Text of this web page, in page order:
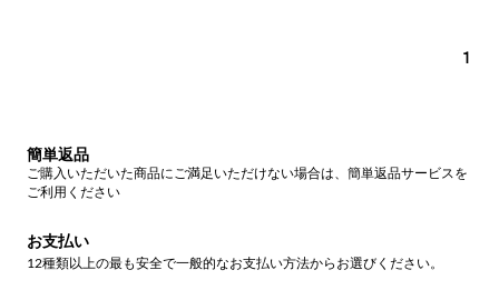
1
簡単返品
ご購入いただいた商品にご満足いただけない場合は、簡単返品サービスを
ご利用ください
お支払い
12種類以上の最も安全で一般的なお支払い方法からお選びください。